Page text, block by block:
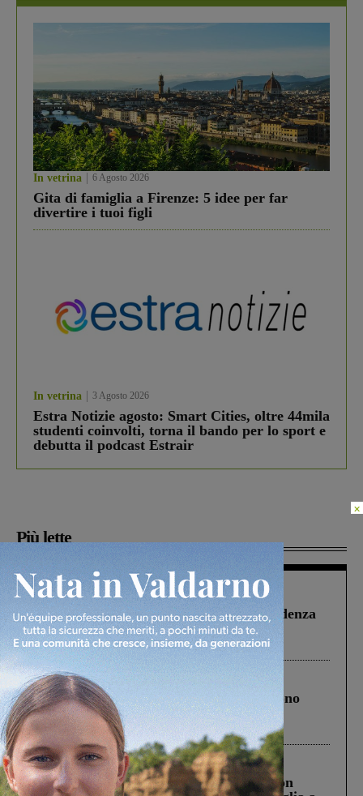
In vetrina 6 Agosto 2026
Gita di famiglia a Firenze: 5 idee per far
divertire i tuoi figli
In vetrina 3 Agosto 2026
Estra Notizie agosto: Smart Cities, oltre 44mila
studenti coinvolti, torna il bando per lo sport e
debutta il podcast Estrair
Più lette
Figline Incisa Valdarno 1 Agosto 2026
Piscina di Figline finanziata oltre la scadenza
Pnrr, il gruppo di Fratelli d’Italia: “Un
ringraziamento al Governo”
Cronaca 4 Agosto 2026
Un anno fa la strage in A1 in cui morirono
Gianni, Giulia e Franco. Lo schianto, il
processo, lo stop ai sorpassi fra tir....
Cronaca 3 Agosto 2026
Scomparso da una struttura di Castiglion
×